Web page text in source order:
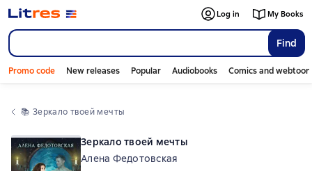
Find
Log in My Books
Promo code New releases Popular Audiobooks Comics and
📚 Зеркало твоей мечты
Зеркало твоей мечты
Алена Федотовская